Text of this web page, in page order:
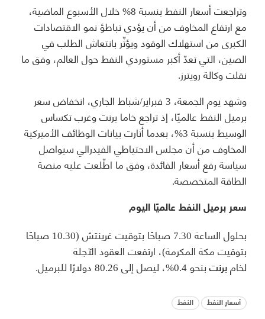
وتراجعت أسعار النفط بنسبة 8% خلال الأسبوع الماضية،
مع ارتفاع المخاوف من أن يؤدي تباطؤ نمو الاقتصادات
الكبرى من استهلاك الوقود ويؤثّر بانتعاش الطلب في
الصين، التي تعدّ أكبر مستوردي النفط حول العالم، وفق ما
نقلت وكالة رويترز.
وشهد يوم الجمعة، 3 فبراير/شباط الجاري، انخفاض سعر
برميل النفط عالميًا، إذ تراجع خاما برنت وغرب تكساس
الوسيط بنسبة 3%، بعدما أثارت بيانات الوظائف الأميركية
المخاوف من أن مجلس الاحتياطي الفيدرالي سيواصل
سياسة رفع أسعار الفائدة، وفق ما اطّلعت عليه منصة
الطاقة المتخصصة.
سعر برميل النفط عالميًا اليوم
بحلول الساعة 7.30 صباحًا بتوقيت غرينتش (10.30 صباحًا
بتوقيت مكة المكرمة)، ارتفعت العقود الآجلة
لخامبرنتبنحو 0.4%، ليصل إلى 80.26 دولارًا للبرميل.
أسعار النفط النفط